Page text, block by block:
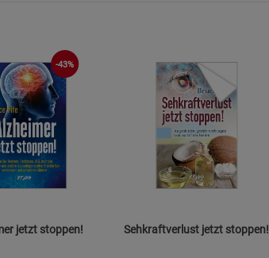
-43%
jetzt stoppen! Sehkraftverlust jetzt stoppen!